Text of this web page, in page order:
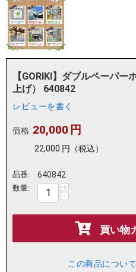
【GORIKI】ダブルペーパ
上げ） 640842
レビューを書く
価格: 20,000 円
22,000 円 （税込）
品番: 640842
数量: +
−
買い物
この商品につい